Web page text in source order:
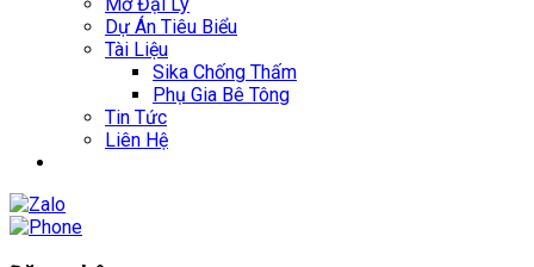
Dự Án Tiêu Biểu
Tài Liệu
Sika Chống Thấm
Phụ Gia Bê Tông
Tin Tức
Liên Hệ